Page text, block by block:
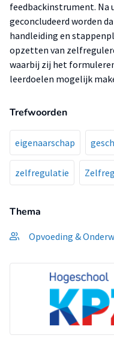
feedbackinstrument. Na
geconcludeerd worden
handleiding en
opzetten van
waarbij zij het
leerdoelen mogelijk
Trefwoorden
eigenaarschap
zelfregulatie
Thema
Opvoeding &